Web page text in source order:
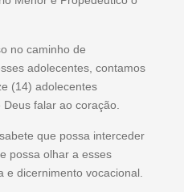
no caminho de
adolecentes, contamos
(14) adolecentes
falar ao coração.
que possa interceder
possa olhar a esses
e dicernimento vocacional.